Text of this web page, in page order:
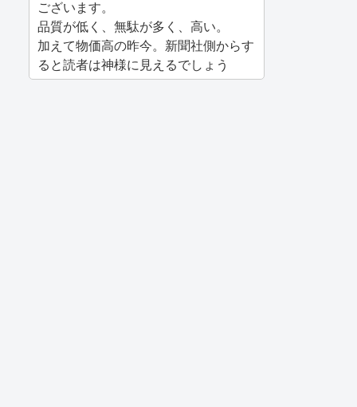
ございます。
品質が低く、無駄が多く、高い。
加えて物価高の昨今。新聞社側からす
ると読者は神様に見えるでしょう